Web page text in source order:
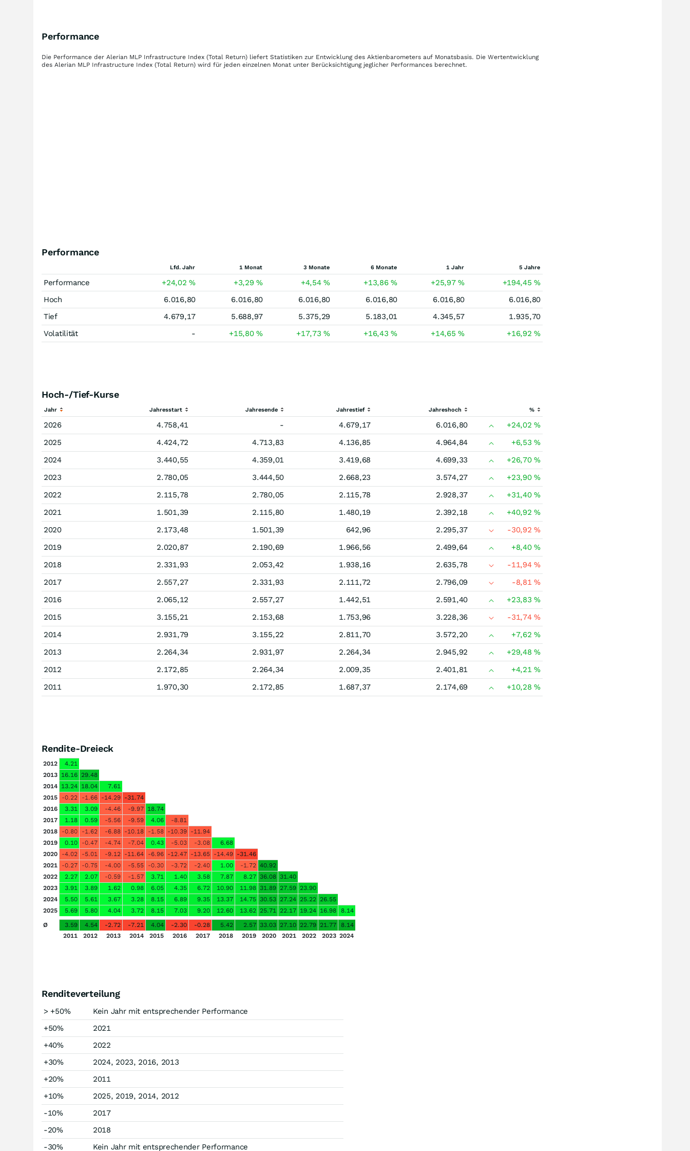
Performance
Die Performance der Alerian MLP Infrastructure Index (Total Return) liefert Statistiken zur Entwicklung des Aktienbarometers auf Monatsbasis. Die Wertentwicklung
des Alerian MLP Infrastructure Index (Total Return) wird für jeden einzelnen Monat unter Berücksichtigung jeglicher Performances berechnet.
Performance
Lfd. Jahr 1 Monat 3 Monate 6 Monate 1 Jahr 5 Jahre
Performance +24,02% +3,29% +4,54% +13,86% +25,97% +194,45%
Hoch
6.016,80 6.016,80 6.016,80 6.016,80 6.016,80
6.016,80
Tief
4.679,17 5.688,97 5.375,29 5.183,01 4.345,57
1.935,70
Volatilität
- +15,80% +17,73% +16,43% +14,65% +16,92%
Hoch-/Tief-Kurse
Jahr Jahresstart Jahresende Jahrestief Jahreshoch %
2026 4.758,41 - 4.679,17 6.016,80 +24,02%
2025
4.424,72 4.713,83 4.136,85 4.964,84 +6,53%
2024
3.440,55 4.359,01 3.419,68 4.699,33 +26,70%
2023
2.780,05 3.444,50 2.668,23 3.574,27 +23,90%
2022
2.115,78 2.780,05 2.115,78 2.928,37 +31,40%
2021
1.501,39 2.115,80 1.480,19 2.392,18 +40,92%
2020
2.173,48 1.501,39 642,96 2.295,37 -30,92%
2019
2.020,87 2.190,69 1.966,56 2.499,64 +8,40%
2018
2.331,93 2.053,42 1.938,16 2.635,78 -11,94%
2017
2.557,27 2.331,93 2.111,72 2.796,09 -8,81%
2016
2.065,12 2.557,27 1.442,51 2.591,40 +23,83%
2015
3.155,21 2.153,68 1.753,96 3.228,36 -31,74%
2014
2.931,79 3.155,22 2.811,70 3.572,20 +7,62%
2013
2.264,34 2.931,97 2.264,34 2.945,92 +29,48%
2012
2.172,85 2.264,34 2.009,35 2.401,81 +4,21%
2011
1.970,30 2.172,85 1.687,37 2.174,69 +10,28%
Rendite-Dreieck
2012
4.21
2013 16.16 29.48
2014 13.24 18.04
7.61
2015
-0.22 -1.66 -14.29 -31.74
2016
3.31 3.09 -4.46 -9.97 18.74
2017
1.18 0.59 -5.56 -9.59 4.06
-8.81
2018
-0.80 -1.62 -6.88 -10.18 -1.58 -10.39 -11.94
2019
0.10 -0.47 -4.74 -7.04 0.43 -5.03 -3.08
6.68
2020
-4.02 -5.01 -9.12 -11.64 -6.96 -12.47 -13.65 -14.49 -31.46
2021
-0.27 -0.75 -4.00 -5.55 -0.30 -3.72 -2.40 1.00 -1.72 40.92
2022
2.27 2.07 -0.59 -1.57 3.71 1.40 3.58 7.87 8.27 36.08 31.40
2023
3.91 3.89 1.62 0.98 6.05 4.35 6.72 10.90 11.98 31.89 27.59 23.90
2024
5.50 5.61 3.67 3.28 8.15 6.89 9.35 13.37 14.75 30.53 27.24 25.22 26.55
2025
5.69 5.80 4.04 3.72 8.15 7.03 9.20 12.60 13.62 25.71 22.17 19.24 16.98
8.14
Ø
3.59 4.54 -2.72 -7.21 4.04 -2.30 -0.28 5.42 2.57 33.03 27.10 22.79 21.77
8.14
2011
2012 2013 2014 2015 2016 2017 2018 2019 2020 2021 2022 2023 2024
Renditeverteilung
> +50%
Kein Jahr mit entsprechender Performance
+50%
2021
+40%
2022
+30%
2024, 2023, 2016, 2013
+20%
2011
+10%
2025, 2019, 2014, 2012
-10%
2017
-20%
2018
-30%
Kein Jahr mit entsprechender Performance